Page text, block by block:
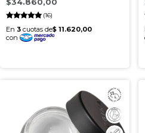
(16)